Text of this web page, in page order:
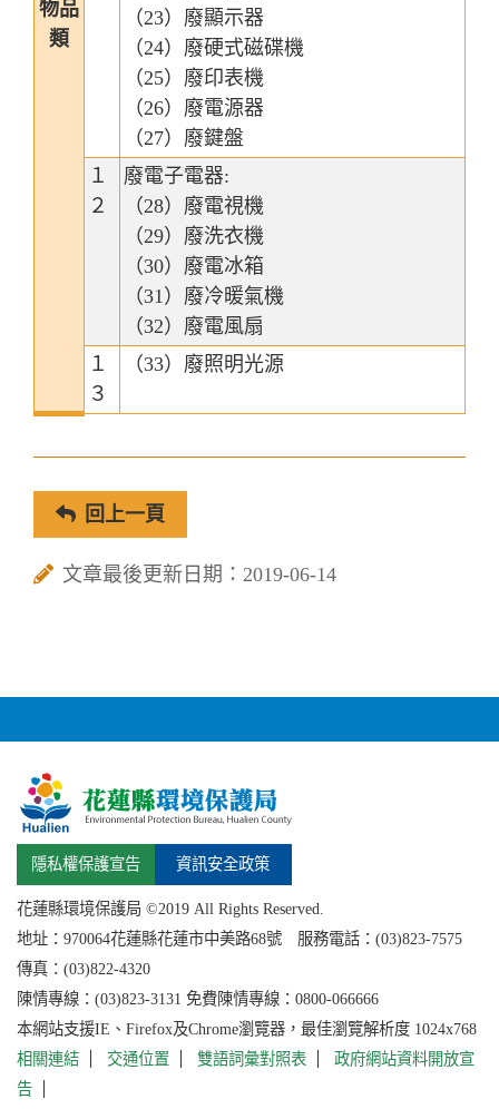
物品
類
（23）廢顯示器
（24）廢硬式磁碟機
（25）廢印表機
（26）廢電源器
（27）廢鍵盤
１
２
廢電子電器:
（28）廢電視機
（29）廢洗衣機
（30）廢電冰箱
（31）廢冷暖氣機
（32）廢電風扇
１
３
（33）廢照明光源
回上一頁
文章最後更新日期：2019-06-14
隱私權保護宣告 資訊安全政策
花蓮縣環境保護局 ©2019 All Rights Reserved.
地址： 970064花蓮縣花蓮市中美路68號 服務電話：(03)823-7575
傳真：(03)822-4320
陳情專線：(03)823-3131 免費陳情專線：0800-066666
本網站支援IE、Firefox及Chrome瀏覽器，最佳瀏覽解析度 1024x768
相關連結
交通位置 雙語詞彙對照表
政府網站資料開放宣
告